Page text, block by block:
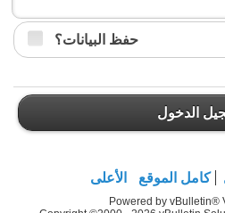
حفظ البيانات؟
الدخول
كامل الموقع الأعلى
Powered by vBulletin®